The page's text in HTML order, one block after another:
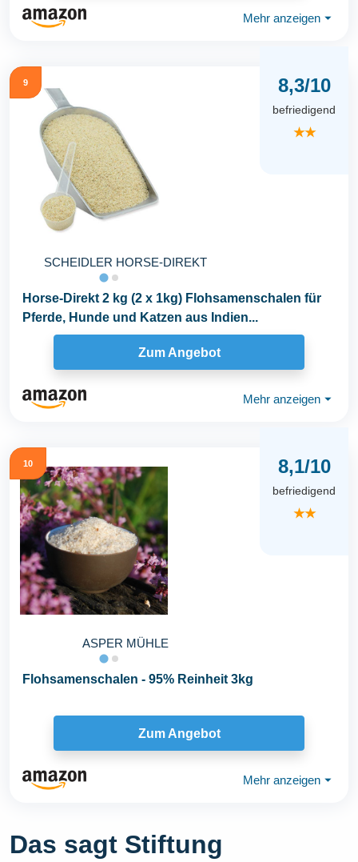
Mehr anzeigen ⏷
9
SCHEIDLER HORSE-DIREKT
8,3/10
befriedigend
★★
Horse-Direkt 2 kg (2 x 1kg) Flohsamenschalen für
Pferde, Hunde und Katzen aus Indien...
Zum Angebot
Mehr anzeigen ⏷
10
ASPER MÜHLE
8,1/10
befriedigend
★★
Flohsamenschalen - 95% Reinheit 3kg
Zum Angebot
Mehr anzeigen ⏷
Das sagt Stiftung